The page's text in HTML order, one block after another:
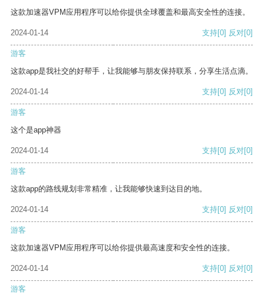
这款加速器VPM应用程序可以给你提供全球覆盖和最高安全性的连接。
2024-01-14 支持[0] 反对[0]
游客
这款app是我社交的好帮手，让我能够与朋友保持联系，分享生活点滴。
2024-01-14 支持[0] 反对[0]
游客
这个是app神器
2024-01-14 支持[0] 反对[0]
游客
这款app的路线规划非常精准，让我能够快速到达目的地。
2024-01-14 支持[0] 反对[0]
游客
这款加速器VPM应用程序可以给你提供最高速度和安全性的连接。
2024-01-14 支持[0] 反对[0]
游客